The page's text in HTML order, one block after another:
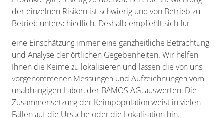
der einzelnen Risiken ist schwierig und von Betrieb zu
Betrieb unterschiedlich. Deshalb empfiehlt sich für
eine Einschätzung immer eine ganzheitliche Betrachtung
und Analyse der örtlichen Gegebenheiten. Wir helfen
Ihnen die Keime zu lokalisieren und lassen die von uns
vorgenommenen Messungen und Aufzeichnungen vom
unabhängigen Labor, der BAMOS AG, auswerten. Die
Zusammensetzung der Keimpopulation weist in vielen
Fällen auf die Ursache oder die Lokalisation hin.